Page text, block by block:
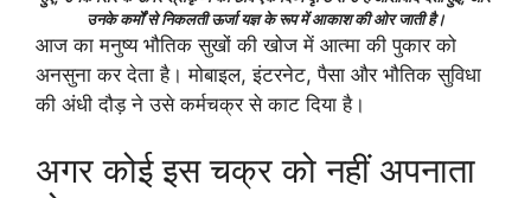
उनके कर्मों से निकलती ऊर्जा यज्ञ के रूप में आकाश की ओर जाती है।
आज का मनुष्य भौतिक सुखों की खोज में आत्मा की पुकार को
अनसुना कर देता है। मोबाइल, इंटरनेट, पैसा और भौतिक सुविधा
की अंधी दौड़ ने उसे कर्मचक्र से काट दिया है।
अगर कोई इस चक्र को नहीं अपनाता